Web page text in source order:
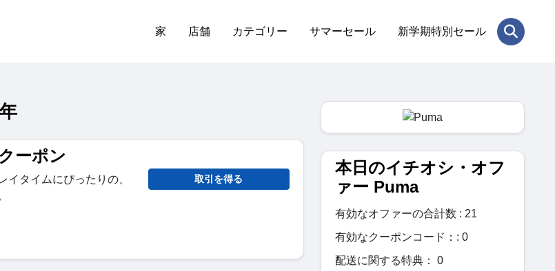
家 店舗 カテゴリー サマーセール 新学期特別セール
ーポン
タイムにぴったりの、
取引を得る
本日のイチオシ・オフ
ァー Puma
有効なオファーの合計数 : 21
有効なクーポンコード：: 0
配送に関する特典： 0